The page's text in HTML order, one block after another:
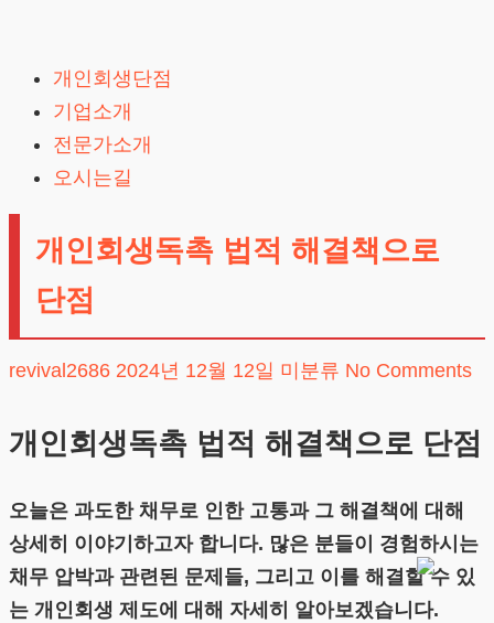
content
개인회생단점
기업소개
전문가소개
오시는길
개인회생독촉 법적 해결책으로
단점
revival2686 2024년 12월 12일 미분류 No Comments
개인회생독촉 법적 해결책으로 단점
오늘은 과도한 채무로 인한 고통과 그 해결책에 대해
상세히 이야기하고자 합니다. 많은 분들이 경험하시는
채무 압박과 관련된 문제들, 그리고 이를 해결할 수 있
는 개인회생 제도에 대해 자세히 알아보겠습니다.